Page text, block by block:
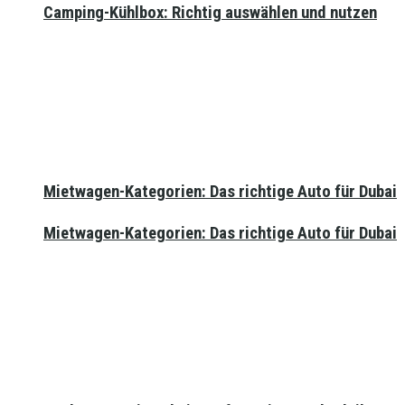
Mietwagen-Kategorien: Das richtige Auto für Dubai
Camping-Kühlbox: Richtig auswählen und nutzen
Mietwagen-Kategorien: Das richtige Auto für Dubai